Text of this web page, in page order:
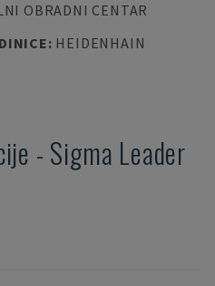
OBRADNI CENTAR
: HEIDENHAIN
- Sigma Leader